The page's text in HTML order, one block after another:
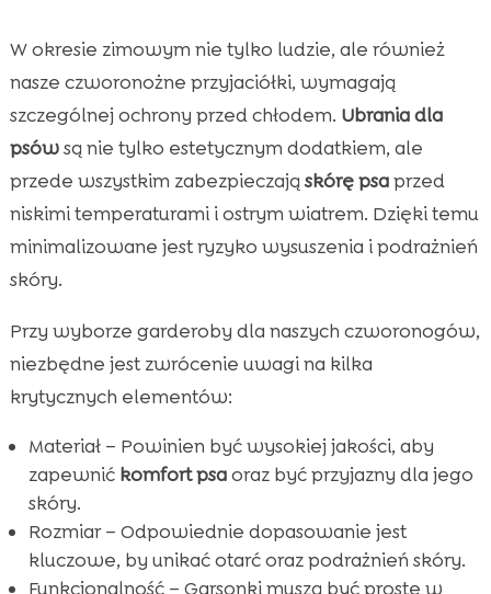
W okresie zimowym nie tylko ludzie, ale również
nasze czworonożne przyjaciółki, wymagają
szczególnej ochrony przed chłodem. Ubrania dla
psówsą nie tylko estetycznym dodatkiem, ale
przede wszystkim zabezpieczają skórę psaprzed
niskimi temperaturami i ostrym wiatrem. Dzięki temu
minimalizowane jest ryzyko wysuszenia i podrażnień
skóry.
Przy wyborze garderoby dla naszych czworonogów,
niezbędne jest zwrócenie uwagi na kilka
krytycznych elementów:
Materiał – Powinien być wysokiej jakości, aby
zapewnić komfort psaoraz być przyjazny dla jego
skóry.
Rozmiar – Odpowiednie dopasowanie jest
kluczowe, by unikać otarć oraz podrażnień skóry.
Funkcjonalność – Garsonki muszą być proste w